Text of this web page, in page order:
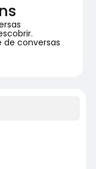
de conversas